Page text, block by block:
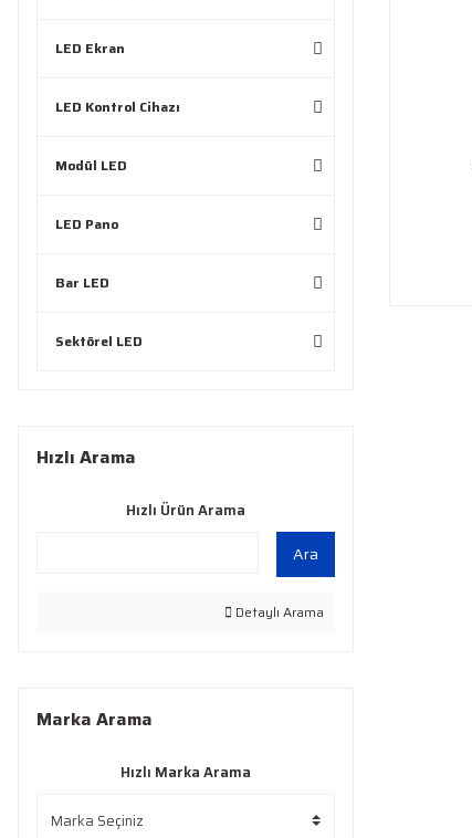
LED Ekran
LED Kontrol Cihazı
Modül LED
LED Pano
Bar LED
Sektörel LED
Hızlı Arama
Hızlı Ürün Arama
Ara
Detaylı Arama
Marka Arama
Hızlı Marka Arama